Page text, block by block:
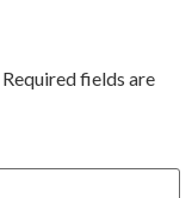
Required fields are